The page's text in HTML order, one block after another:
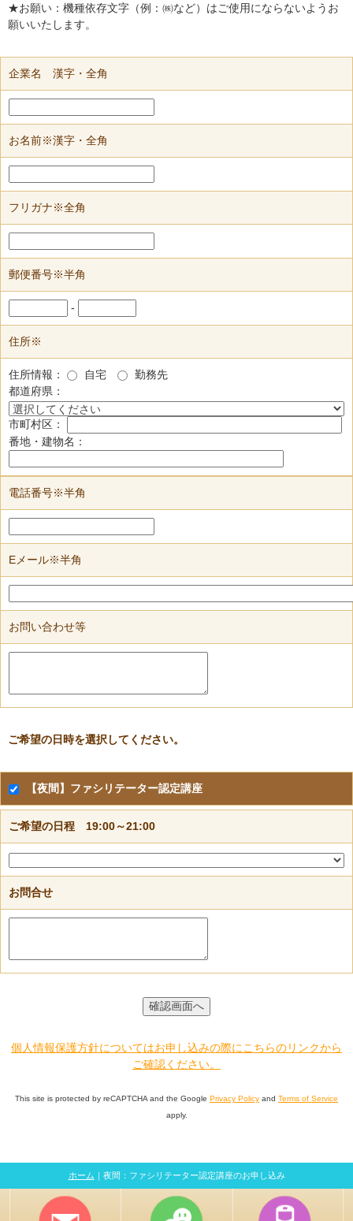
★お願い：機種依存文字（例：㈱など）はご使用にならないようお
願いいたします。
企業名 漢字・全角
お名前※漢字・全角
フリガナ※全角
郵便番号※半角
-
住所※
住所情報： 自宅
勤務先
都道府県：
市町村区：
番地・建物名：
電話番号※半角
Eメール※半角
お問い合わせ等
ご希望の日時を選択してください。
【夜間】ファシリテーター認定講座
ご希望の日程 19:00～21:00
お問合せ
個人情報保護方針についてはお申し込みの際にこちらのリンクから
ご確認ください。
This site is protected by reCAPTCHA and the Google Privacy Policy and Terms of Service
apply.
ホーム ｜夜間：ファシリテーター認定講座のお申し込み